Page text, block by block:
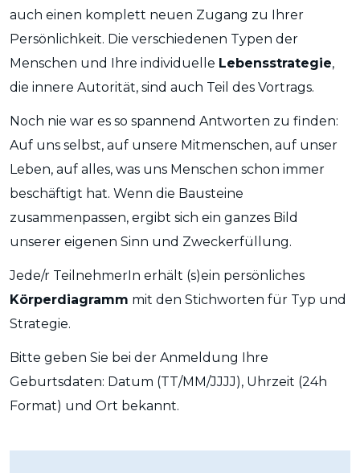
auch einen komplett neuen Zugang zu Ihrer
Persönlichkeit. Die verschiedenen Typen der
Menschen und Ihre individuelle Lebensstrategie,
die innere Autorität, sind auch Teil des Vortrags.
Noch nie war es so spannend Antworten zu finden:
Auf uns selbst, auf unsere Mitmenschen, auf unser
Leben, auf alles, was uns Menschen schon immer
beschäftigt hat. Wenn die Bausteine
zusammenpassen, ergibt sich ein ganzes Bild
unserer eigenen Sinn und Zweckerfüllung.
Jede/r TeilnehmerIn erhält (s)ein persönliches
Körperdiagramm mit den Stichworten für Typ und
Strategie.
Bitte geben Sie bei der Anmeldung Ihre
Geburtsdaten: Datum (TT/MM/JJJJ), Uhrzeit (24h
Format) und Ort bekannt.